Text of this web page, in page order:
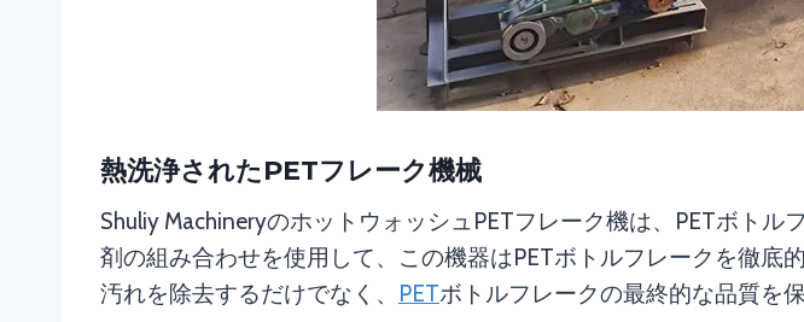
熱洗浄されたPETフレーク機械
Shuliy MachineryのホットウォッシュPETフレーク機は、PETボト
剤の組み合わせを使用して、この機器はPETボトルフレークを徹
汚れを除去するだけでなく、 PETボトルフレークの最終的な品質を保